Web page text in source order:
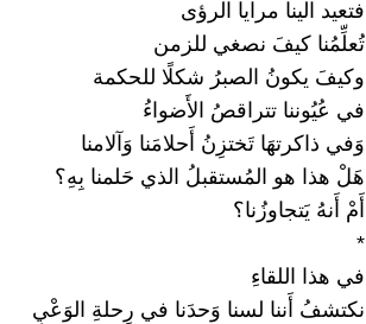
فتعيد الينا مرايا الرؤى
تُعلِّمُنا كيفَ نصغي للزمن
وكيفَ يكونُ الصبرُ شكلًا للحكمة
في عُيُوننا تتراقصُ الأَضواءُ
وَفي ذاكرتهَا تَختزِنُ أَحلامَنا وَآلامنا
هَلْ هذا هو المُستقبلُ الذي حَلمنا بِهِ؟
أَمْ أَنهُ يَتجاوزُنا؟
*
في هذا اللقاءِ
نكتشفُ أَننا لسنا وَحدَنا في رِحلةِ الوَعْيِ